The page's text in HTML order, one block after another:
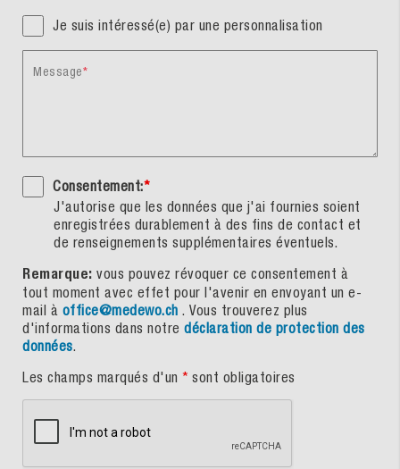
Je suis intéressé(e) par une personnalisation
Message
Consentement:*
J'autorise que les données que j'ai fournies soient
enregistrées durablement à des fins de contact et
de renseignements supplémentaires éventuels.
Remarque: vous pouvez révoquer ce consentement à
tout moment avec effet pour l'avenir en envoyant un e-
mail à office@medewo.ch . Vous trouverez plus
d'informations dans notre déclaration de protection des
données.
Les champs marqués d'un * sont obligatoires